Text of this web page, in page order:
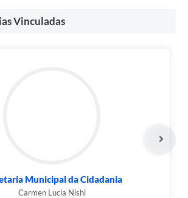
Vinculadas
Municipal de Cultura, Turismo,
Eventos...